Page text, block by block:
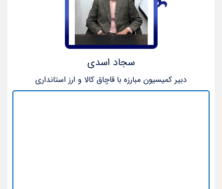
سجاد اسدی
دبیر کمیسیون مبارزه با قاچاق کالا و ارز استانداری